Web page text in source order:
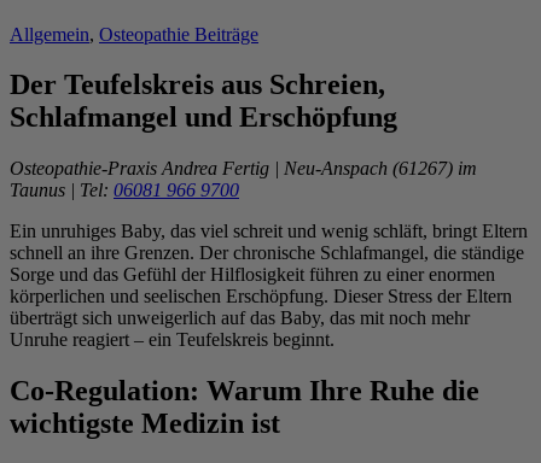
Allgemein, Osteopathie Beiträge
Der Teufelskreis aus Schreien,
Schlafmangel und Erschöpfung
Osteopathie-Praxis Andrea Fertig | Neu-Anspach (61267) im
Taunus | Tel: 06081 966 9700
Ein unruhiges Baby, das viel schreit und wenig schläft, bringt Eltern
schnell an ihre Grenzen. Der chronische Schlafmangel, die ständige
Sorge und das Gefühl der Hilflosigkeit führen zu einer enormen
körperlichen und seelischen Erschöpfung. Dieser Stress der Eltern
überträgt sich unweigerlich auf das Baby, das mit noch mehr
Unruhe reagiert – ein Teufelskreis beginnt.
Co-Regulation: Warum Ihre Ruhe die
wichtigste Medizin ist